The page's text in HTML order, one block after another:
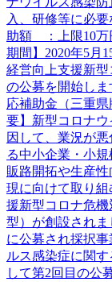
入、研修等に必
助額 ：上限10万
期間】2020年5月
経営向上支援新型
の公募を開始し
応補助金（三重
要】新型コロナ
因して、業況が
る中小企業・小
販路開拓や生産
現に向けて取り
援新型コロナ危
型）が創設され
に公募され採択
ルス感染症に関
して第2回目の公